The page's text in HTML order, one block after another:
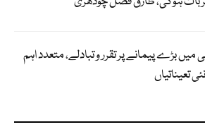
میں بڑے پیمانے پر تقرر و تبادلے، متعدد اہم
تعیناتیاں